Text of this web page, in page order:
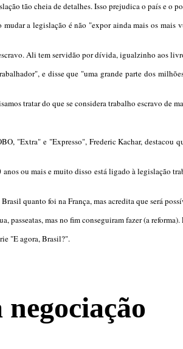
tão cheia de detalhes. Isso prejudica o país e o
a legislação é não "expor ainda mais os
Ali tem servidão por dívida, igualzinho aos
e disse que "uma grande parte dos
tratar do que se considera trabalho escravo de
"Extra" e "Expresso", Frederic Kachar,
ou mais e muito disso está ligado à legislação
quanto foi na França, mas acredita que será
mas no fim conseguiram fazer (a reforma).
"E agora, Brasil?".